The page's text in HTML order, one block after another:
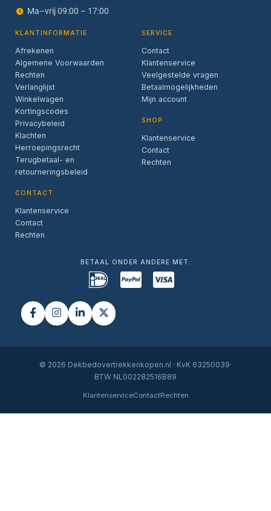
Ma–vrij 09:00 – 17:00
KLANTINFORMATIE
Afrekenen
Algemene Voorwaarden
Rechten
Verlanglijst
Winkelwagen
Kortingscodes
Privacybeleid
Klachten
Herroepingsrecht
Terugbetaal- en
retourneringsbeleid
CONTACT
Klantenservice
Contact
Rechten
SERVICE
Contact
Klantenservice
Veelgestelde vragen
Betaalmogelijkheden
Mijn account
SHOP
Klantenservice
Contact
Rechten
BETAAL ONDER ANDERE MET:
© 2026 Dekbedovertrekkenkopen.nl · KvK 63250039·
BTW NL002282516B89
KlantenserviceContactRechten